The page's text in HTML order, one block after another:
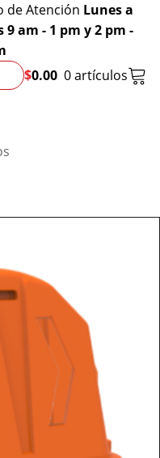
de Atención Lunes a
9 am - 1 pm y 2 pm -
$0.00 0 artículos